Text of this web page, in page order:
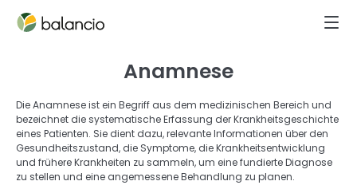
Anamnese
Die Anamnese ist ein Begriff aus dem medizinischen Bereich und
bezeichnet die systematische Erfassung der Krankheitsgeschichte
eines Patienten. Sie dient dazu, relevante Informationen über den
Gesundheitszustand, die Symptome, die Krankheitsentwicklung
und frühere Krankheiten zu sammeln, um eine fundierte Diagnose
zu stellen und eine angemessene Behandlung zu planen.